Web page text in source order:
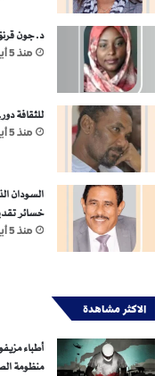
د. جون
منذ 5 أيام
للثقافة
منذ 5 أيام
خسائر
منذ 5 أيام
الاكثر مشاهدة
أطباء
منظومة